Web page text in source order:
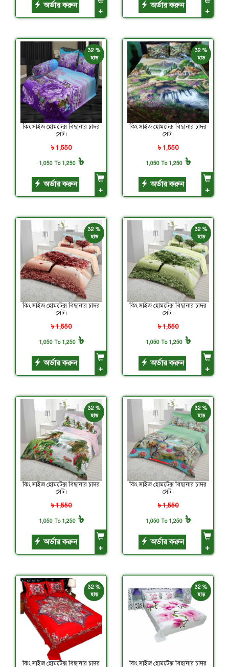
অর্ডার করুন
+
অর্ডার করুন
+
32 %
ছাড়
কিং সাইজ হোমটেক্স বিছানার চাদর
সেট।
৳ 1,550
1,050 To 1,250৳
অর্ডার করুন
+
32 %
ছাড়
কিং সাইজ হোমটেক্স বিছানার চাদর
সেট।
৳ 1,550
1,050 To 1,250৳
অর্ডার করুন
+
32 %
ছাড়
কিং সাইজ হোমটেক্স বিছানার চাদর
সেট।
৳ 1,550
1,050 To 1,250৳
অর্ডার করুন
+
32 %
ছাড়
কিং সাইজ হোমটেক্স বিছানার চাদর
সেট।
৳ 1,550
1,050 To 1,250৳
অর্ডার করুন
+
32 %
ছাড়
কিং সাইজ হোমটেক্স বিছানার চাদর
সেট।
৳ 1,550
1,050 To 1,250৳
অর্ডার করুন
+
32 %
ছাড়
কিং সাইজ হোমটেক্স বিছানার চাদর
সেট।
৳ 1,550
1,050 To 1,250৳
অর্ডার করুন
+
32 %
ছাড়
কিং সাইজ হোমটেক্স বিছানার চাদর
32 %
ছাড়
কিং সাইজ হোমটেক্স বিছানার চাদর